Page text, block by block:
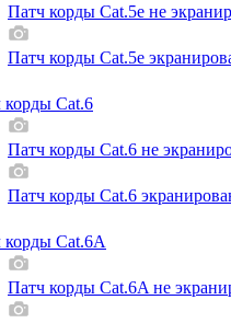
Патч корды Cat.5e не
Патч корды Cat.5e
корды Cat.6
Патч корды Cat.6 не
Патч корды Cat.6
корды Cat.6A
Патч корды Cat.6A не